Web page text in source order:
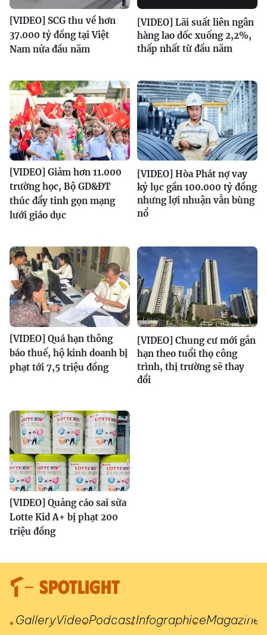
[VIDEO] SCG thu về hơn
37.000 tỷ đồng tại Việt
Nam nửa đầu năm
[VIDEO] Lãi suất liên ngân
hàng lao dốc xuống 2,2%,
thấp nhất từ đầu năm
[VIDEO] Giảm hơn 11.000
trường học, Bộ GD&ĐT
thúc đẩy tinh gọn mạng
lưới giáo dục
[VIDEO] Hòa Phát nợ vay
kỷ lục gần 100.000 tỷ đồng
nhưng lợi nhuận vẫn bùng
nổ
[VIDEO] Quá hạn thông
báo thuế, hộ kinh doanh bị
phạt tới 7,5 triệu đồng
[VIDEO] Chung cư mới gắn
hạn theo tuổi thọ công
trình, thị trường sẽ thay
đổi
[VIDEO] Quảng cáo sai sữa
Lotte Kid A+ bị phạt 200
triệu đồng
SPOTLIGHT
GalleryVideoPodcastInfographiceMagazine